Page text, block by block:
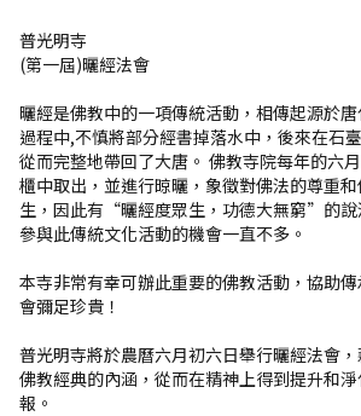
普光明寺
(第一屆)曬經法會
曬經是佛教中的一項傳統活動，相傳起源於
過程中,不慎將部分經書掉落水中，後來在石
從而完整地帶回了大唐。 佛教寺院每年的六
櫃中取出，並進行晾曬，象徵對佛法的尊重
生，因此有“曬經度眾生，功德大無窮”的說
參與此傳統文化活動的機會一直不多。
本寺非常有幸可辦此重要的佛教活動，協助
會彌足珍貴！
普光明寺將於農曆六月初六日舉行曬經法會
佛教經典的內涵，從而在精神上得到提升和
報。